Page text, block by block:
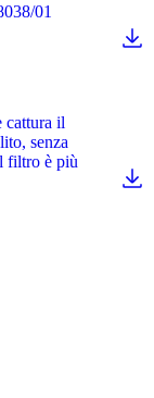
01
cattura il
senza
filtro è più